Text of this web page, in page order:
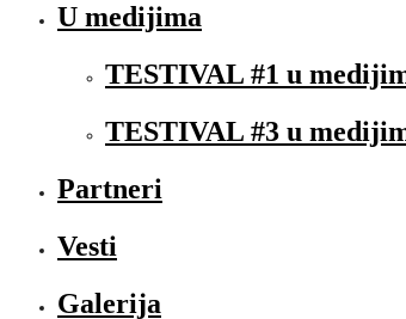
U medijima
TESTIVAL #1 u
TESTIVAL #3 u
Partneri
Vesti
Galerija